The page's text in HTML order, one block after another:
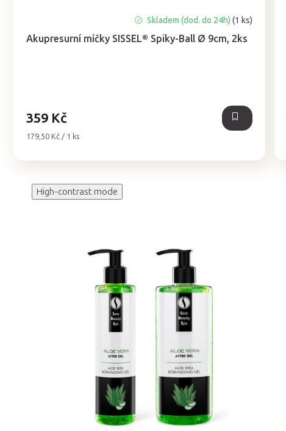
Akupresurní míčky SISSEL® Spiky-Ball Ø 9cm, 2ks
Skladem (dod. do 24h)(1 ks)
359 Kč
Měrná
179,50 Kč / 1 ks
High-contrast mode